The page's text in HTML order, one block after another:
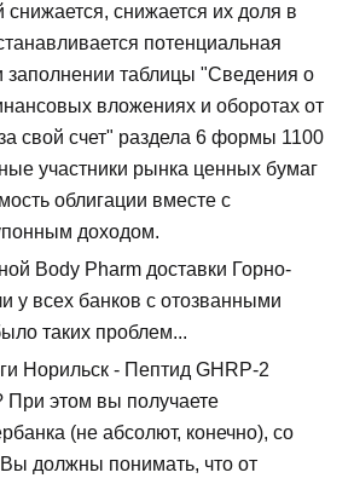
снижается их доля в
потенциальная
заполнении таблицы "Сведения о
вложениях и оборотах от
свой счет" раздела 6 формы 1100
участники рынка ценных бумаг
облигации вместе с
доходом.
Body Pharm доставки Горно-
у всех банков с отозванными
таких проблем...
Норильск - Пептид GHRP-2
При этом вы получаете
(не абсолют, конечно), со
должны понимать, что от